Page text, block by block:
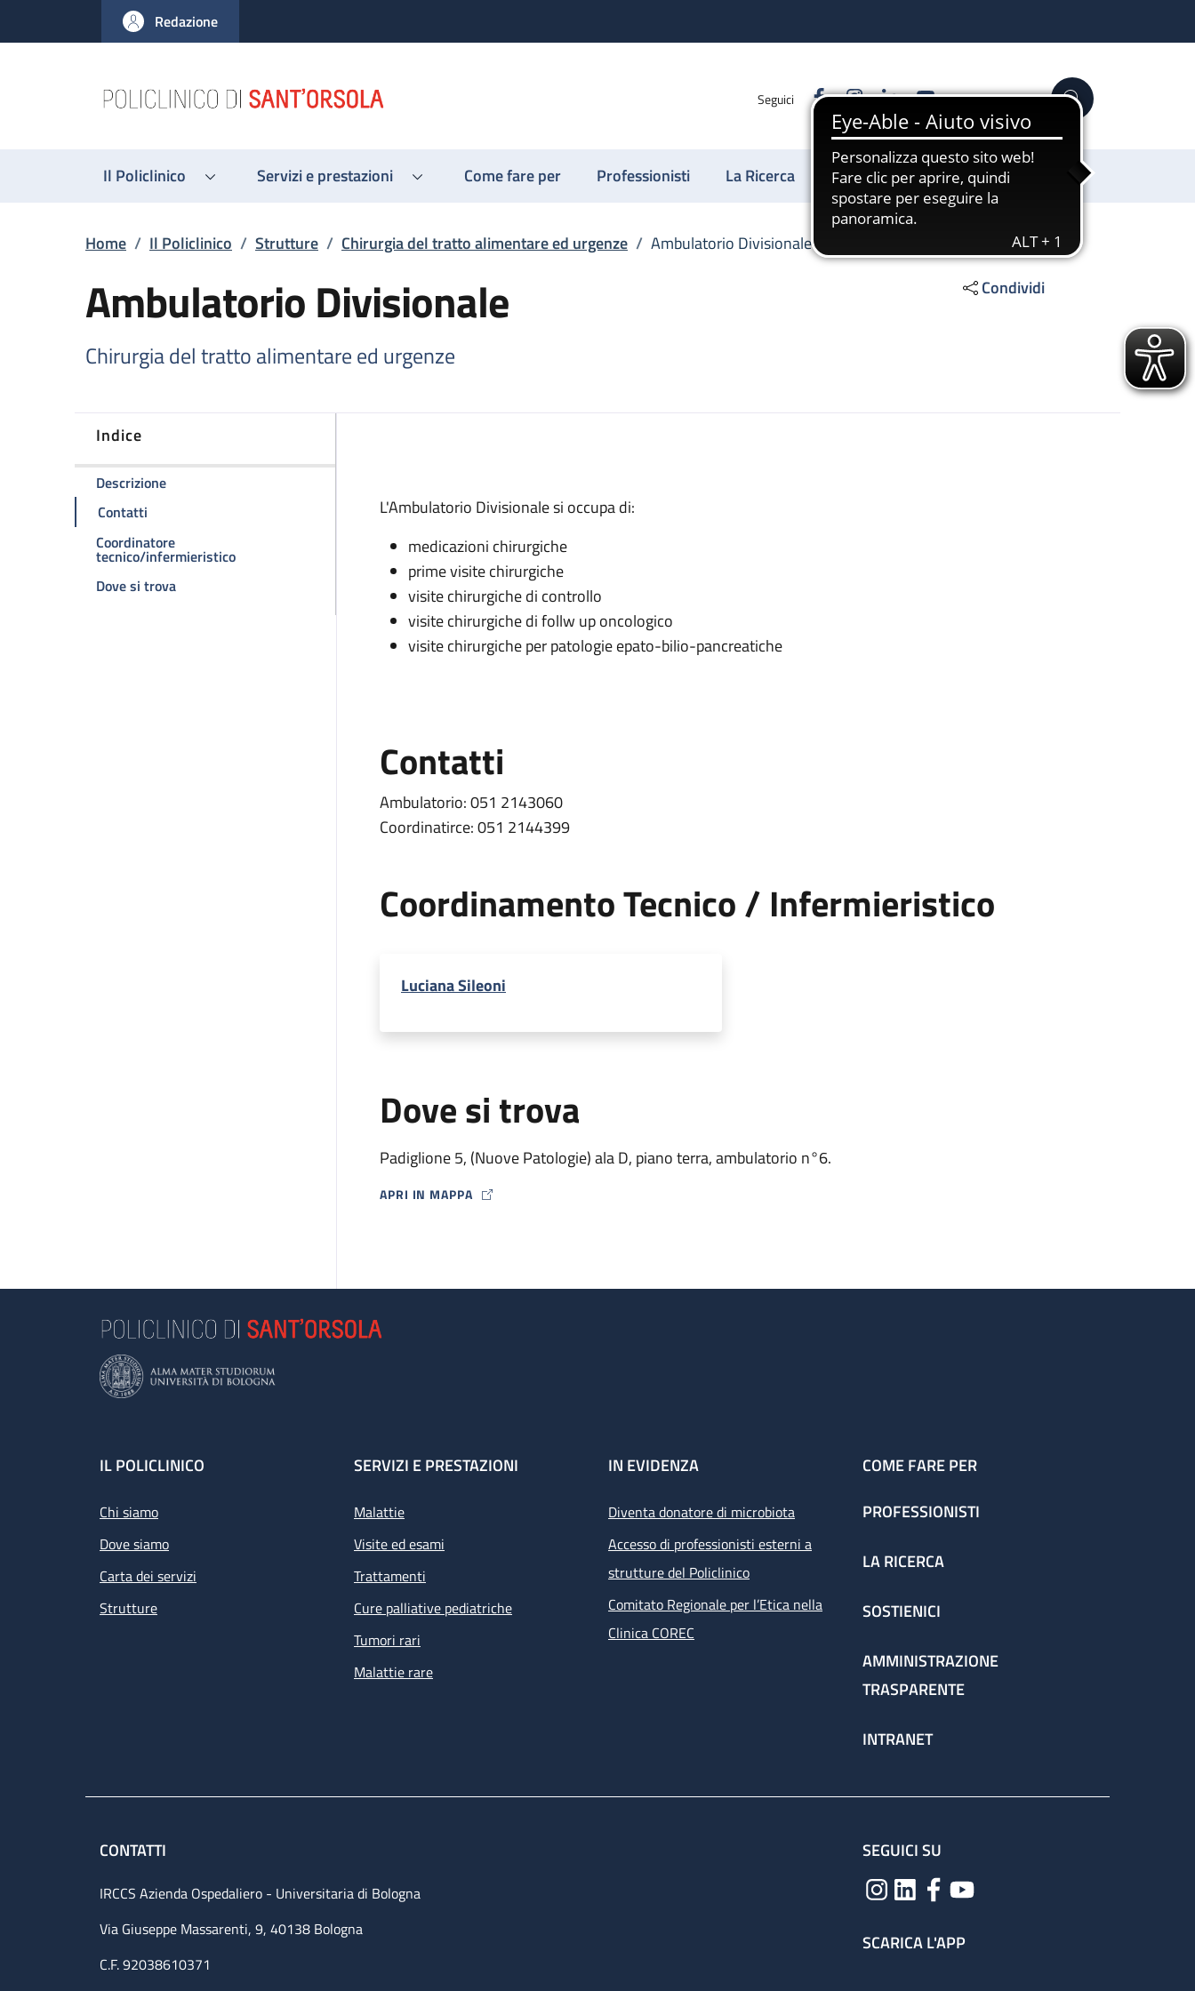
al contenuto principale
to footer content
Redazione
Seguici FacebookInstagram
LinkedinYouTube Cerca
Il Policlinico Servizi e prestazioni Come fare per Professionisti La Ricerca Sostienici
Briciole di pane
Home / Il Policlinico / Strutture / Chirurgia del tratto alimentare ed urgenze / Ambulatorio Divisionale
Ambulatorio Divisionale
Chirurgia del tratto alimentare ed urgenze
Condividi
Indice
Descrizionedella pagina Ambulatorio Divisionale
Contatti
Coordinatore
tecnico/infermieristicodella pagina Ambulatorio Divisionale
Dove si trovadella pagina Ambulatorio Divisionale
L'Ambulatorio Divisionale si occupa di:
medicazioni chirurgiche
prime visite chirurgiche
visite chirurgiche di controllo
visite chirurgiche di follw up oncologico
visite chirurgiche per patologie epato-bilio-pancreatiche
Contatti
Ambulatorio: 051 2143060
Coordinatirce: 051 2144399
Coordinamento Tecnico / Infermieristico
Luciana Sileoni
Dove si trova
Padiglione 5, (Nuove Patologie) ala D, piano terra, ambulatorio n°6.
APRI IN MAPPA
MAP ICON
Footer
IL POLICLINICO
Chi siamo
Dove siamo
Carta dei servizi
Strutture
SERVIZI E PRESTAZIONI
Malattie
Visite ed esami
Trattamenti
Cure palliative pediatriche
Tumori rari
Malattie rare
IN EVIDENZA
Diventa donatore di microbiota
Accesso di professionisti esterni a
strutture del Policlinico
Comitato Regionale per l’Etica nella
Clinica COREC
COME FARE PER
PROFESSIONISTI
LA RICERCA
SOSTIENICI
AMMINISTRAZIONE
TRASPARENTE
INTRANET
CONTATTI
IRCCS Azienda Ospedaliero - Universitaria di Bologna
Via Giuseppe Massarenti, 9, 40138 Bologna
C.F. 92038610371
SEGUICI SU
SCARICA L'APP